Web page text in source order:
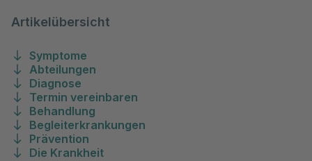
Artikelübersicht
Symptome
Abteilungen
Diagnose
Termin vereinbaren
Behandlung
Begleiterkrankungen
Prävention
Die Krankheit